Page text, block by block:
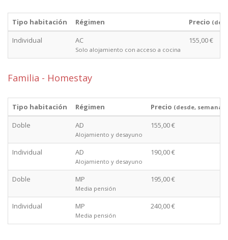
Tipo habitación Régimen Precio
Individual AC
Solo alojamiento con acceso a cocina
155,00 €
Familia - Homestay
Tipo habitación Régimen Precio (desde, semana)
Doble AD
Alojamiento y desayuno
155,00 €
Individual AD
Alojamiento y desayuno
190,00 €
Doble MP
Media pensión
195,00 €
Individual MP
Media pensión
240,00 €